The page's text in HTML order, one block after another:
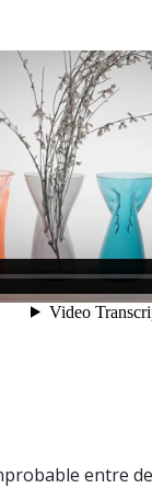
entre